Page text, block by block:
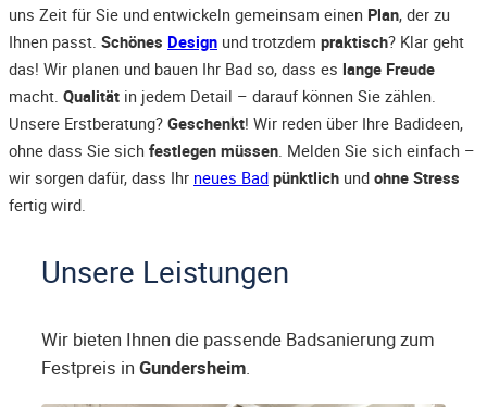
uns Zeit für Sie und entwickeln gemeinsam einen Plan, der zu
Ihnen passt. Schönes Design und trotzdem praktisch? Klar geht
das! Wir planen und bauen Ihr Bad so, dass es lange Freude
macht. Qualität in jedem Detail – darauf können Sie zählen.
Unsere Erstberatung? Geschenkt! Wir reden über Ihre Badideen,
ohne dass Sie sich festlegen müssen. Melden Sie sich einfach –
wir sorgen dafür, dass Ihr neues Bad pünktlich und ohne Stress
fertig wird.
Unsere Leistungen
Wir bieten Ihnen die passende Badsanierung zum
Festpreis in Gundersheim.